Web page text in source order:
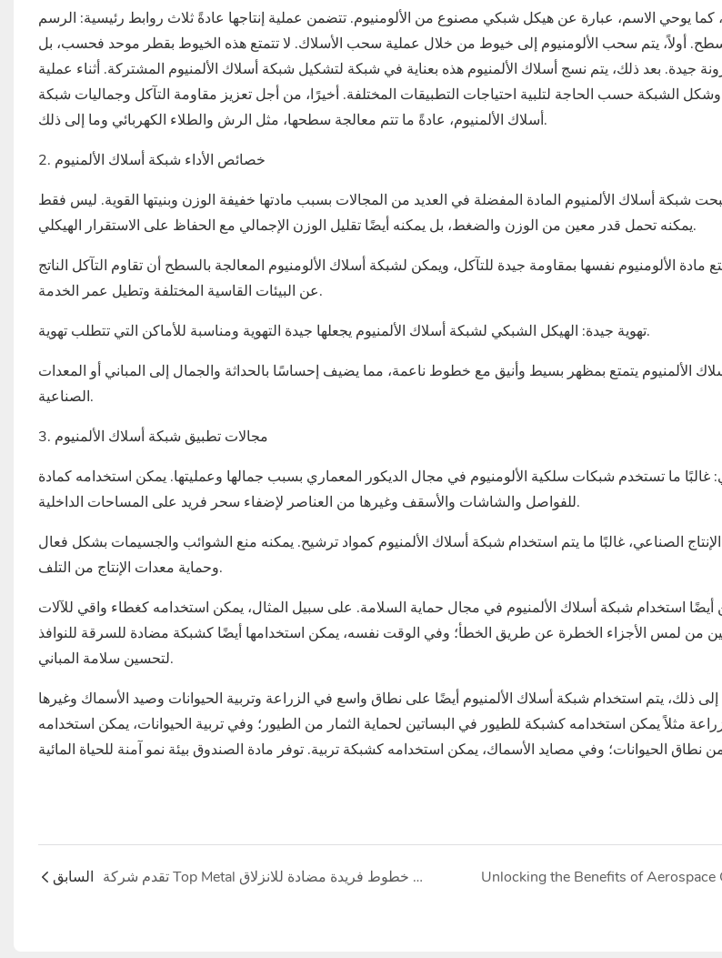
كما يوحي الاسم، عبارة عن هيكل شبكي مصنوع من الألومنيوم. تتضمن عملية إنتاجها عادةً ثلاث روابط رئيسية: الرسم
أولاً، يتم سحب الألومنيوم إلى خيوط من خلال عملية سحب الأسلاك. لا تتمتع هذه الخيوط بقطر موحد فحسب، بل
جيدة. بعد ذلك، يتم نسج أسلاك الألمنيوم هذه بعناية في شبكة لتشكيل شبكة أسلاك الألمنيوم المشتركة. أثناء عملية
الشبكة حسب الحاجة لتلبية احتياجات التطبيقات المختلفة. أخيرًا، من أجل تعزيز مقاومة التآكل وجماليات شبكة
أسلاك الألمنيوم، عادةً ما تتم معالجة سطحها، مثل الرش والطلاء الكهربائي وما إلى ذلك.
2. خصائص الأداء
شبكة أسلاك الألمنيوم المادة المفضلة في العديد من المجالات بسبب مادتها خفيفة الوزن وبنيتها القوية. ليس فقط
يمكنه تحمل قدر معين من الوزن والضغط، بل يمكنه أيضًا تقليل الوزن الإجمالي مع الحفاظ على الاستقرار الهيكلي.
مادة الألومنيوم نفسها بمقاومة جيدة للتآكل، ويمكن لشبكة أسلاك الألومنيوم المعالجة بالسطح أن تقاوم التآكل الناتج
عن البيئات القاسية المختلفة وتطيل عمر الخدمة.
‌تهوية جيدة‌: الهيكل الشبكي لشبكة أسلاك الألمنيوم يجعلها جيدة التهوية ومناسبة للأماكن التي تتطلب تهوية.
الألمنيوميتمتع بمظهر بسيط وأنيق مع خطوط ناعمة، مما يضيف إحساسًا بالحداثة والجمال إلى المباني أو المعدات
الصناعية.
غالبًا ما تستخدم شبكات سلكية الألومنيوم في مجال الديكور المعماري بسبب جمالها وعمليتها. يمكن استخدامه كمادة
للفواصل والشاشات والأسقف وغيرها من العناصر لإضفاء سحر فريد على المساحات الداخلية.
الصناعي، غالبًا ما يتم استخدام شبكة أسلاك الألمنيوم كمواد ترشيح. يمكنه منع الشوائب والجسيمات بشكل فعال
وحماية معدات الإنتاج من التلف.
استخدام شبكة أسلاك الألمنيوم في مجال حماية السلامة. على سبيل المثال، يمكن استخدامه كغطاء واقي للآلات
من لمس الأجزاء الخطرة عن طريق الخطأ؛ وفي الوقت نفسه، يمكن استخدامها أيضًا كشبكة مضادة للسرقة للنوافذ
لتحسين سلامة المباني.
ذلك، يتم استخدام شبكة أسلاك الألمنيوم أيضًا على نطاق واسع في الزراعة وتربية الحيوانات وصيد الأسماك وغيرها
مثلاً يمكن استخدامه كشبكة للطيور في البساتين لحماية الثمار من الطيور؛ وفي تربية الحيوانات، يمكن استخدامه
السابق تقدم شركة Top Metal لوحة مدققة من الألومنيوم مع خطوط فريدة مضادة للانزلاق